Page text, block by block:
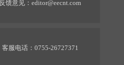
反馈意见： editor@eecnt.com
客服电话：0755-26727371